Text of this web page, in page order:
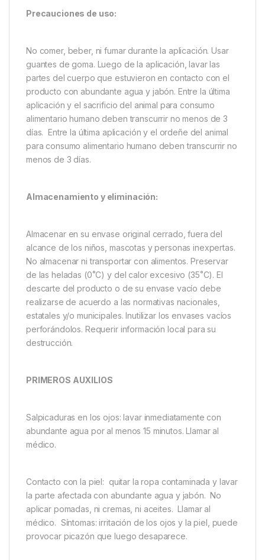
Precauciones de uso:
No comer, beber, ni fumar durante la aplicación. Usar
guantes de goma. Luego de la aplicación, lavar las
partes del cuerpo que estuvieron en contacto con el
producto con abundante agua y jabón. Entre la última
aplicación y el sacrificio del animal para consumo
alimentario humano deben transcurrir no menos de 3
días. Entre la última aplicación y el ordeñe del animal
para consumo alimentario humano deben transcurrir no
menos de 3 días.
Almacenamiento y eliminación:
Almacenar en su envase original cerrado, fuera del
alcance de los niños, mascotas y personas inexpertas.
No almacenar ni transportar con alimentos. Preservar
de las heladas (0˚C) y del calor excesivo (35˚C). El
descarte del producto o de su envase vacío debe
realizarse de acuerdo a las normativas nacionales,
estatales y/o municipales. Inutilizar los envases vacíos
perforándolos. Requerir información local para su
destrucción.
PRIMEROS AUXILIOS
Salpicaduras en los ojos: lavar inmediatamente con
abundante agua por al menos 15 minutos. Llamar al
médico.
Contacto con la piel: quitar la ropa contaminada y lavar
la parte afectada con abundante agua y jabón. No
aplicar pomadas, ni cremas, ni aceites. Llamar al
médico. Síntomas: irritación de los ojos y la piel, puede
provocar picazón que luego desaparece.